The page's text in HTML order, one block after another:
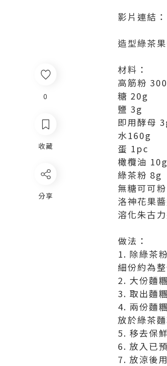
0
收藏
分享
影片連結：
造型綠茶
材料：
高筋粉
糖 20g
鹽 3g
即用酵母
水160g
蛋 1pc
橄欖油 10g
綠茶粉 8g
無糖可可
洛神花果
溶化朱古
做法：
1. 除綠茶
細份約為
2. 大份麵
3. 取出麵
4. 兩份麵
放於綠茶
5. 移去保
6. 放入已
7. 放涼後